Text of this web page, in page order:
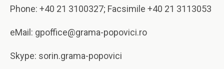
Phone: +40 21 3100327; Facsimile +40 21 3113053
eMail: gpoffice@grama-popovici.ro
Skype: sorin.grama-popovici